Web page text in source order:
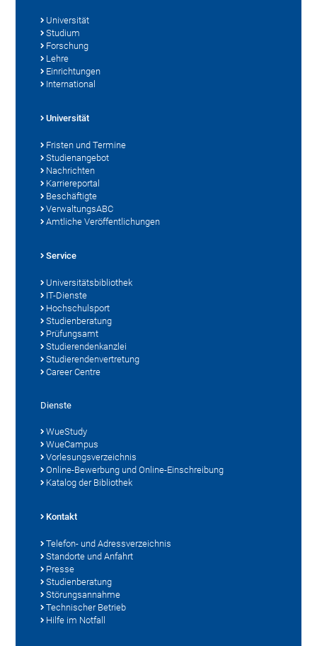
Universität
Studium
Forschung
Lehre
Einrichtungen
International
Universität
Fristen und Termine
Studienangebot
Nachrichten
Karriereportal
Beschäftigte
VerwaltungsABC
Amtliche Veröffentlichungen
Service
Universitätsbibliothek
IT-Dienste
Hochschulsport
Studienberatung
Prüfungsamt
Studierendenkanzlei
Studierendenvertretung
Career Centre
Dienste
WueStudy
WueCampus
Vorlesungsverzeichnis
Online-Bewerbung und Online-Einschreibung
Katalog der Bibliothek
Kontakt
Telefon- und Adressverzeichnis
Standorte und Anfahrt
Presse
Studienberatung
Störungsannahme
Technischer Betrieb
Hilfe im Notfall